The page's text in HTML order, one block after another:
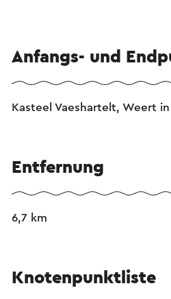
Anfangs- und
Kasteel Vaeshartelt, Weert
Entfernung
6,7 km
Knotenpunktliste